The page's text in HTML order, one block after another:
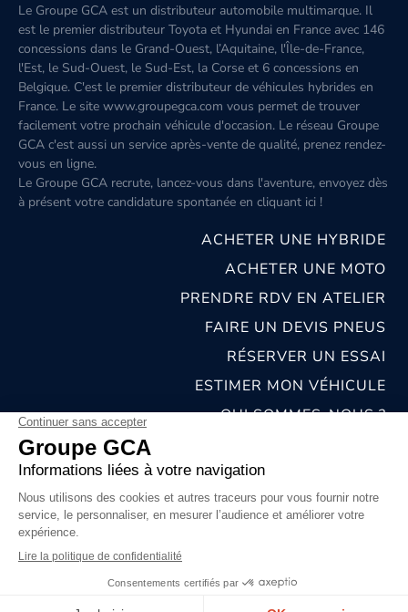
Le Groupe GCA est un distributeur automobile multimarque. Il
est le premier distributeur Toyota et Hyundai en France avec 146
concessions dans le Grand-Ouest, l’Aquitaine, l'Île-de-France,
l'Est, le Sud-Ouest, le Sud-Est, la Corse et 6 concessions en
Belgique. C'est le premier distributeur de véhicules hybrides en
France. Le site www.groupegca.com vous permet de trouver
facilement votre prochain véhicule d'occasion. Le réseau Groupe
GCA c'est aussi un service après-vente de qualité, prenez rendez-
vous en ligne.
Le Groupe GCA recrute, lancez-vous dans l'aventure, envoyez dès
à présent votre candidature spontanée en cliquant ici !
ACHETER UNE HYBRIDE
ACHETER UNE MOTO
PRENDRE RDV EN ATELIER
FAIRE UN DEVIS PNEUS
RÉSERVER UN ESSAI
ESTIMER MON VÉHICULE
QUI SOMMES-NOUS ?
NOS CONCESSIONS & CARROSSERIES
MENTIONS LÉGALES
CONDITIONS GÉNÉRALES DE VENTE